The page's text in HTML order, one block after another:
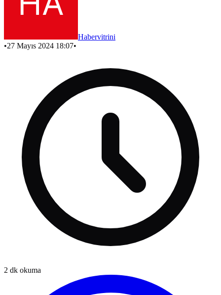
Habervitrini
•27 Mayıs 2024 18:07•
2 dk okuma